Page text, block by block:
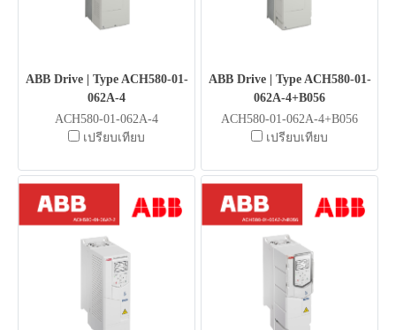
ABB Drive | Type ACH580-01-
062A-4
ACH580-01-062A-4
เปรียบเทียบ
ABB Drive | Type ACH580-01-
062A-4+B056
ACH580-01-062A-4+B056
เปรียบเทียบ